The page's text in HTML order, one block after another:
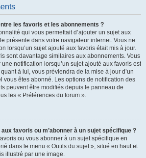
les favoris et les abonnements ?
qui vous permettait d’ajouter un sujet aux
présente dans votre navigateur internet. Vous ne
lorsqu’un sujet ajouté aux favoris était mis à jour.
sont davantage similaires aux abonnements. Vous
notification lorsqu’un sujet ajouté aux favoris est
à lui, vous préviendra de la mise à jour d’un
vous êtes abonné. Les options de notification des
peuvent être modifiés depuis le panneau de
les « Préférences du forum ».
favoris ou m’abonner à un sujet spécifique ?
ou vous abonner à un sujet spécifique en
dans le menu « Outils du sujet », situé en haut et
illustré par une image.